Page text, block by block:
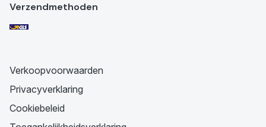
Verzendmethoden
Verkoopvoorwaarden
Privacyverklaring
Cookiebeleid